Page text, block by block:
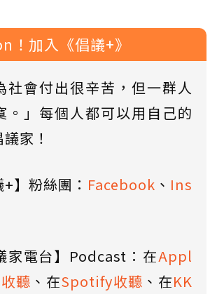
加入《倡議+》
社會付出很辛苦，但一群人
。」每個人都可以用自己的
家！
】粉絲團： Facebook 、 Ins
家電台】Podcast：在Appl
聽 、在Spotify收聽 、在KK